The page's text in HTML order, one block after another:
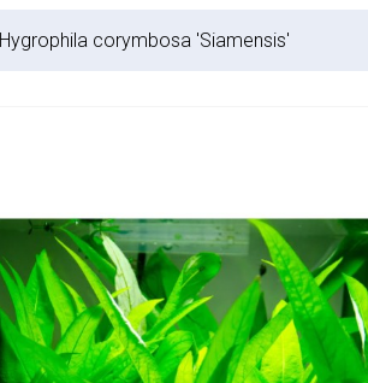
Hygrophila corymbosa 'Siamensis'